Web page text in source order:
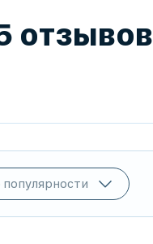
отзывов